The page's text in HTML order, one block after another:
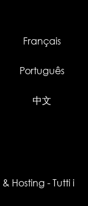
Français
Português
中文
& Hosting - Tutti i